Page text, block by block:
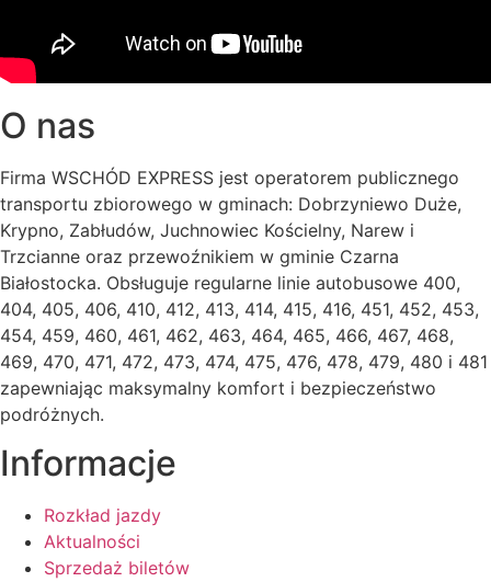
O nas
Firma WSCHÓD EXPRESS jest operatorem publicznego
transportu zbiorowego w gminach: Dobrzyniewo Duże,
Krypno, Zabłudów, Juchnowiec Kościelny, Narew i
Trzcianne oraz przewoźnikiem w gminie Czarna
Białostocka. Obsługuje regularne linie autobusowe 400,
404, 405, 406, 410, 412, 413, 414, 415, 416, 451, 452, 453,
454, 459, 460, 461, 462, 463, 464, 465, 466, 467, 468,
469, 470, 471, 472, 473, 474, 475, 476, 478, 479, 480 i 481
zapewniając maksymalny komfort i bezpieczeństwo
podróżnych.
Informacje
Rozkład jazdy
Aktualności
Sprzedaż biletów